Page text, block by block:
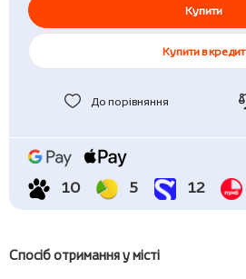
Купити
Купити в кредит
До порівняння
10 5 12
Спосіб отримання у місті